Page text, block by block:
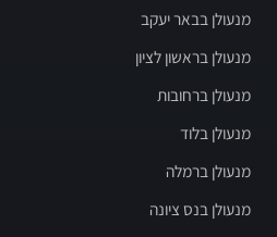
מנעולן בבאר יעקב
מנעולן בראשון לציון
מנעולן ברחובות
מנעולן בלוד
מנעולן ברמלה
מנעולן בנס ציונה